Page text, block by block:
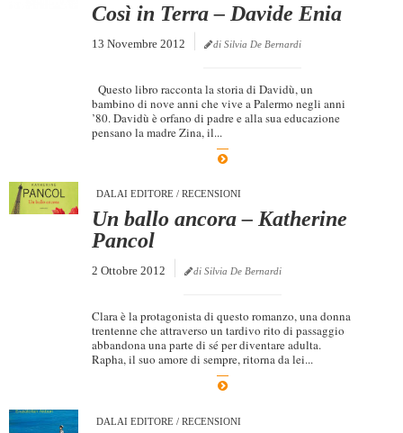
Tabù Festival 2014
A Tutto Volume
Così in Terra – Davide Enia
13 Novembre 2012 di Silvia De Bernardi
Questo libro racconta la storia di Davidù, un
bambino di nove anni che vive a Palermo negli anni
’80. Davidù è orfano di padre e alla sua educazione
pensano la madre Zina, il...
DALAI EDITORE/ RECENSIONI
Un ballo ancora – Katherine
Pancol
2 Ottobre 2012 di Silvia De Bernardi
Clara è la protagonista di questo romanzo, una donna
trentenne che attraverso un tardivo rito di passaggio
abbandona una parte di sé per diventare adulta.
Rapha, il suo amore di sempre, ritorna da lei...
DALAI EDITORE/ RECENSIONI